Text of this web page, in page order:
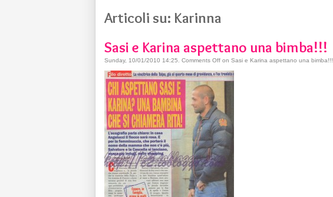
Articoli su: Karinna
Sasi e Karina aspettano una bimba!!!
Sunday, 10/01/2010 14:25 Comments Off on Sasi e Karina aspettano una bimba!!!